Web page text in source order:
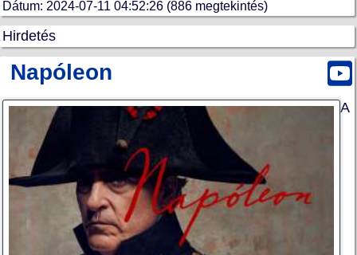
Dátum: 2024-07-11 04:52:26 (886 megtekintés)
Hirdetés
Napóleon
A